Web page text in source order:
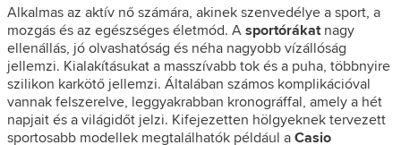
Alkalmas az aktív nő számára, akinek szenvedélye a sport, a
mozgás és az egészséges életmód. Asportórákatnagy
ellenállás, jó olvashatóság és néha nagyobb vízállóság
jellemzi. Kialakításukat a masszívabb tok és a puha, többnyire
szilikon karkötő jellemzi. Általában számos komplikációval
vannak felszerelve, leggyakrabban kronográffal, amely a hét
napjait és a világidőt jelzi. Kifejezetten hölgyeknek tervezett
sportosabb modellek megtalálhatók például aCasio